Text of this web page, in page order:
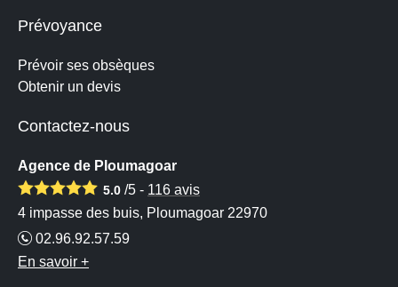
Prévoyance
Prévoir ses obsèques
Obtenir un devis
Contactez-nous
Agence de Ploumagoar
5.0 /5 - 116 avis
4 impasse des buis, Ploumagoar 22970
02.96.92.57.59
En savoir +